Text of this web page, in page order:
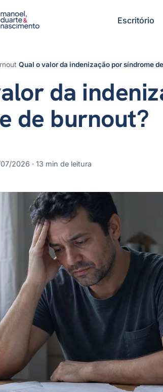
Escritório
›Qual o valor da indenização por síndrome
da
de burnout?
2026 · 13 min de leitura